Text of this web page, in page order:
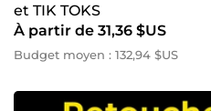
et TIK TOKS
À partir de 31,36 $US
Budget moyen : 132,94 $US